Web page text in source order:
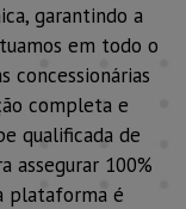
garantindo a
em todo o
concessionárias
completa e
qualificada de
assegurar 100%
plataforma é